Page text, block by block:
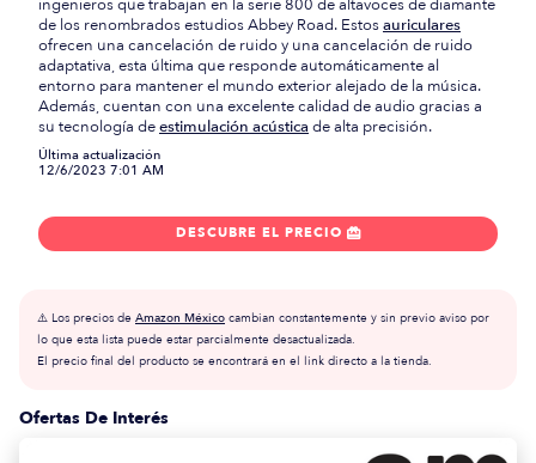
ingenieros que trabajan en la serie 800 de altavoces de diamante
de los renombrados estudios Abbey Road. Estosauriculares
ofrecen una cancelación de ruido y una cancelación de ruido
adaptativa, esta última que responde automáticamente al
entorno para mantener el mundo exterior alejado de la música.
Además, cuentan con una excelente calidad de audio gracias a
su tecnología deestimulación acústicade alta precisión.
Última actualización
12/6/2023 7:01 AM
DESCUBRE EL PRECIO 
⚠️ Los precios de Amazon México cambian constantemente y sin previo aviso por
lo que esta lista puede estar parcialmente desactualizada.
El precio final del producto se encontrará en el link directo a la tienda.
Ofertas De Interés